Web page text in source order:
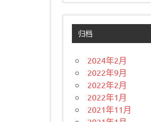
归档
2024年2月
2022年9月
2022年2月
2022年1月
2021年11月